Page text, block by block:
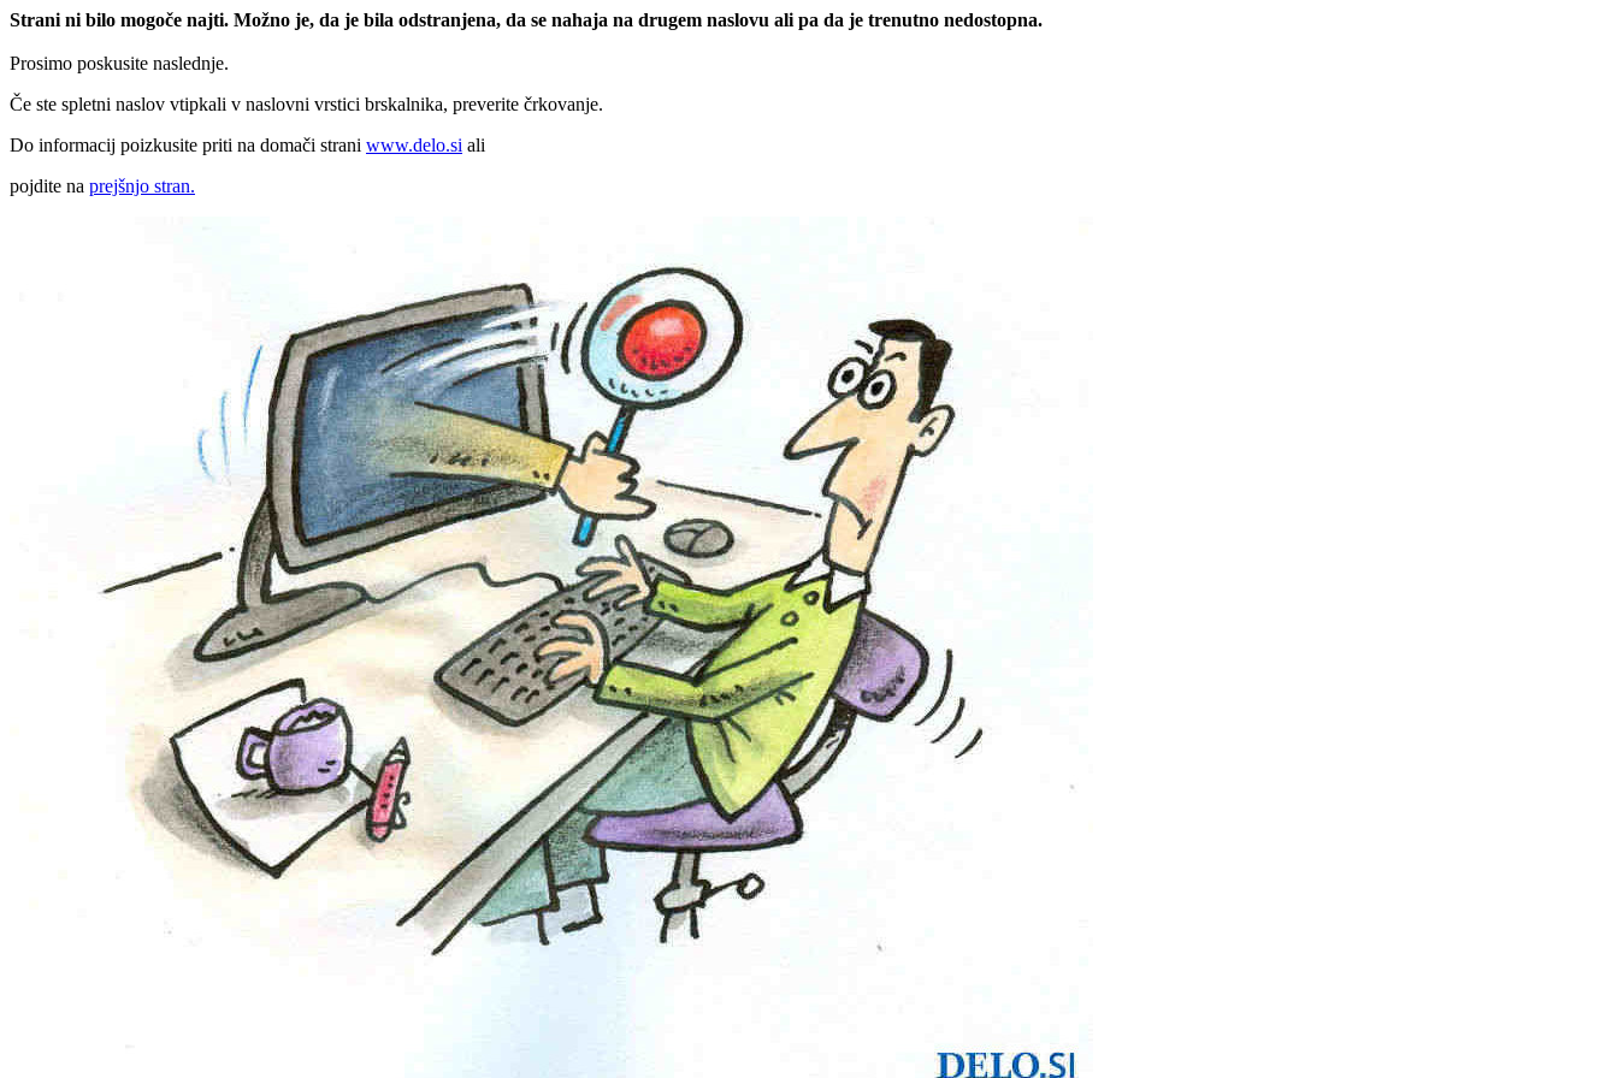
Strani ni bilo mogoče najti. Možno je, da je bila odstranjena, da se nahaja na drugem naslovu ali pa da je trenutno nedostopna.
Prosimo poskusite naslednje.
Če ste spletni naslov vtipkali v naslovni vrstici brskalnika, preverite črkovanje.
Do informacij poizkusite priti na domači strani www.delo.si ali
pojdite na prejšnjo stran.